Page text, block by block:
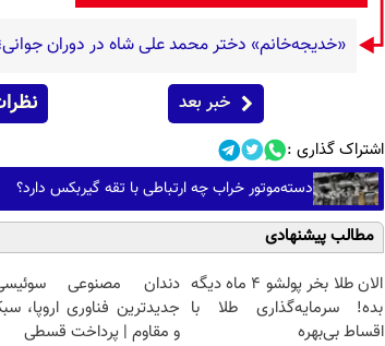
«خدیجه‌خانم» دختر محمد علی شاه در دوران جوانی؛ سال
خبر بعد
اشتراک گذاری :
دسته‌موتور خراب چه ارتباطی با تقه گیربکس دارد؟
مطالب پیشنهادی
الان طلا بخر پولشو 4 ماه دیگه
بده! سرمایه‌گذاری طلا با
اقساط بی‌بهره
دندان مصنوعی
جدیدترین فناوری اروپا،
و مقاوم | پرداخت قسطی